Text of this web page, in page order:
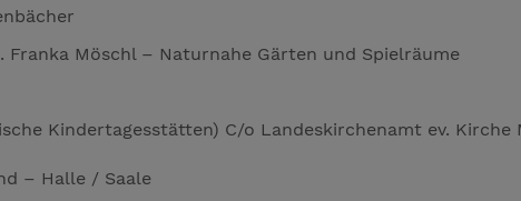
Möschl – Naturnahe Gärten und Spielräume
Kindertagesstätten) C/o Landeskirchenamt ev.
– Halle / Saale